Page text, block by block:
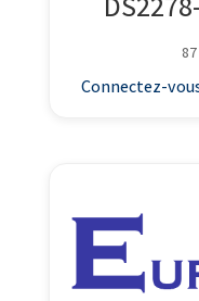
Connectez-